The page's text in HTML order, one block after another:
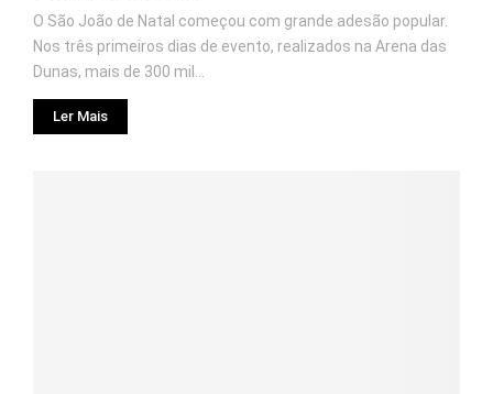
O São João de Natal começou com grande adesão popular.
Nos três primeiros dias de evento, realizados na Arena das
Dunas, mais de 300 mil...
Ler Mais